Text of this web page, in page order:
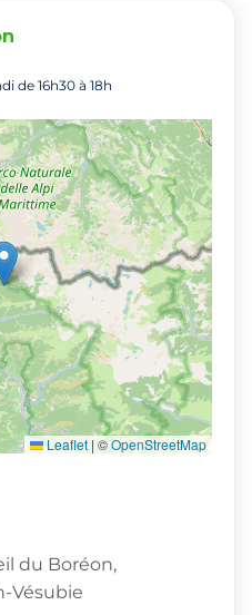
de 16h30 à 18h
Leaflet | ©OpenStreetMap
du Boréon,
Vésubie